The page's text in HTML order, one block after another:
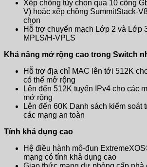
Xếp chồng tùy chọn qua 10 cổng
V) hoặc xếp chồng SummitStack-
chọn
Hỗ trợ chuyển mạch Lớp 2 và Lớp
MPLS/H-VPLS
Khả năng mở rộng cao trong Switch
Hỗ trợ địa chỉ MAC lên tới 512K
có thể mở rộng
Lên đến 512K tuyến IPv4 cho các
mở rộng
Lên đến 60K Danh sách kiểm soát
các mạng an toàn
Tính khả dụng cao
Hệ điều hành mô-đun
mạng có tính khả dụng cao